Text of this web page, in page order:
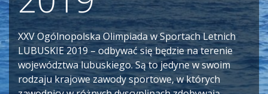
XXV Ogólnopolska Olimpiada w Sportach Letnich
LUBUSKIE 2019 – odbywać się będzie na terenie
województwa lubuskiego. Są to jedyne w swoim
rodzaju krajowe zawody sportowe, w których